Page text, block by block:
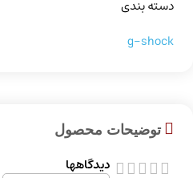
دسته بندی
g-shock
توضیحات محصول
دیدگاهها